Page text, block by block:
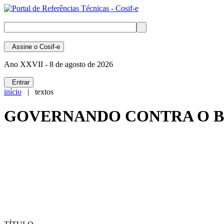
Assine o Cosif-e
Ano XXVII - 8 de agosto de 2026
Entrar
início | textos
GOVERNANDO CONTRA O